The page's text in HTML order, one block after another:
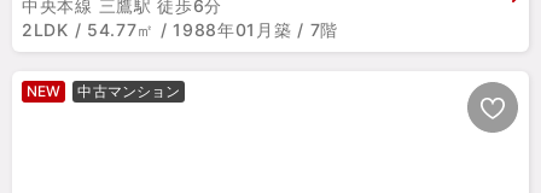
中央本線 三鷹駅 徒歩6分
2LDK / 54.77㎡ / 1988年01月築 / 7階
NEW 中古マンション